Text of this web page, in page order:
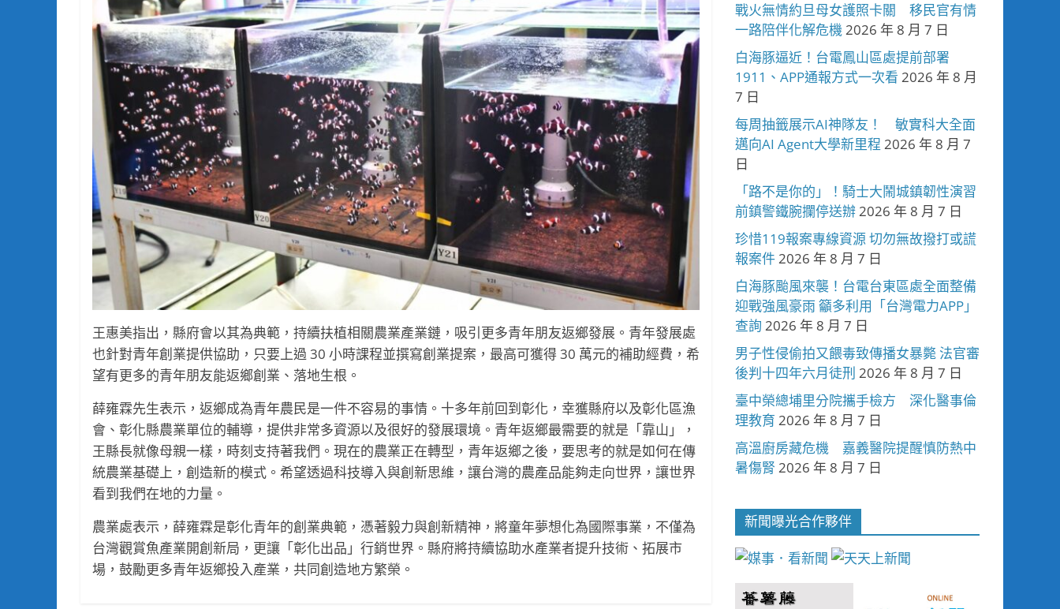
王惠美指出，縣府會以其為典範，持續扶植相關農業產業鏈，吸引更多青年朋友返鄉發展。青年發展處
也針對青年創業提供協助，只要上過 30 小時課程並撰寫創業提案，最高可獲得 30 萬元的補助經費，希
望有更多的青年朋友能返鄉創業、落地生根。
薛雍霖先生表示，返鄉成為青年農民是一件不容易的事情。十多年前回到彰化，幸獲縣府以及彰化區漁
會、彰化縣農業單位的輔導，提供非常多資源以及很好的發展環境。青年返鄉最需要的就是「靠山」，
王縣長就像母親一樣，時刻支持著我們。現在的農業正在轉型，青年返鄉之後，要思考的就是如何在傳
統農業基礎上，創造新的模式。希望透過科技導入與創新思維，讓台灣的農產品能夠走向世界，讓世界
看到我們在地的力量。
農業處表示，薛雍霖是彰化青年的創業典範，憑著毅力與創新精神，將童年夢想化為國際事業，不僅為
台灣觀賞魚產業開創新局，更讓「彰化出品」行銷世界。縣府將持續協助水產業者提升技術、拓展市
場，鼓勵更多青年返鄉投入產業，共同創造地方繁榮。
戰火無情約旦母女護照卡關 移民官有情
一路陪伴化解危機2026 年 8 月 7 日
白海豚逼近！台電鳳山區處提前部署
1911、APP通報方式一次看 2026 年 8 月
7 日
每周抽籤展示AI神隊友！ 敏實科大全面
邁向AI Agent大學新里程 2026 年 8 月 7
日
「路不是你的」！騎士大鬧城鎮韌性演習
前鎮警鐵腕攔停送辦2026 年 8 月 7 日
珍惜119報案專線資源 切勿無故撥打或謊
報案件2026 年 8 月 7 日
白海豚颱風來襲！台電台東區處全面整備
迎戰強風豪雨 籲多利用「台灣電力APP」
查詢 2026 年 8 月 7 日
男子性侵偷拍又餵毒致傳播女暴斃 法官審
後判十四年六月徒刑 2026 年 8 月 7 日
臺中榮總埔里分院攜手檢方 深化醫事倫
理教育 2026 年 8 月 7 日
高溫廚房藏危機 嘉義醫院提醒慎防熱中
暑傷腎 2026 年 8 月 7 日
新聞曝光合作夥伴